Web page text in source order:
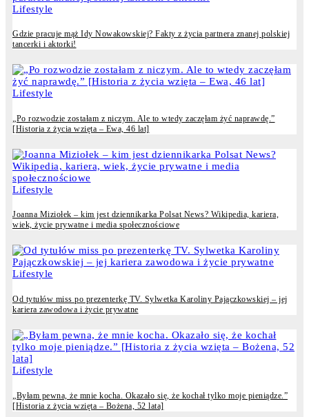
Lifestyle
Gdzie pracuje mąż Idy Nowakowskiej? Fakty z życia partnera znanej polskiej
tancerki i aktorki!
Lifestyle
„Po rozwodzie zostałam z niczym. Ale to wtedy zaczęłam żyć naprawdę.”
[Historia z życia wzięta – Ewa, 46 lat]
Lifestyle
Joanna Miziołek – kim jest dziennikarka Polsat News? Wikipedia, kariera,
wiek, życie prywatne i media społecznościowe
Lifestyle
Od tytułów miss po prezenterkę TV. Sylwetka Karoliny Pajączkowskiej – jej
kariera zawodowa i życie prywatne
Lifestyle
„Byłam pewna, że mnie kocha. Okazało się, że kochał tylko moje pieniądze.”
[Historia z życia wzięta – Bożena, 52 lata]